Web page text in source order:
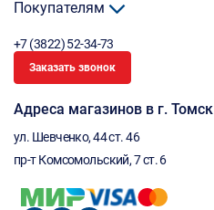
Покупателям
+7 (3822) 52-34-73
Заказать звонок
Адреса магазинов в г. Томск
ул. Шевченко, 44 ст. 46
пр-т Комсомольский, 7 ст. 6